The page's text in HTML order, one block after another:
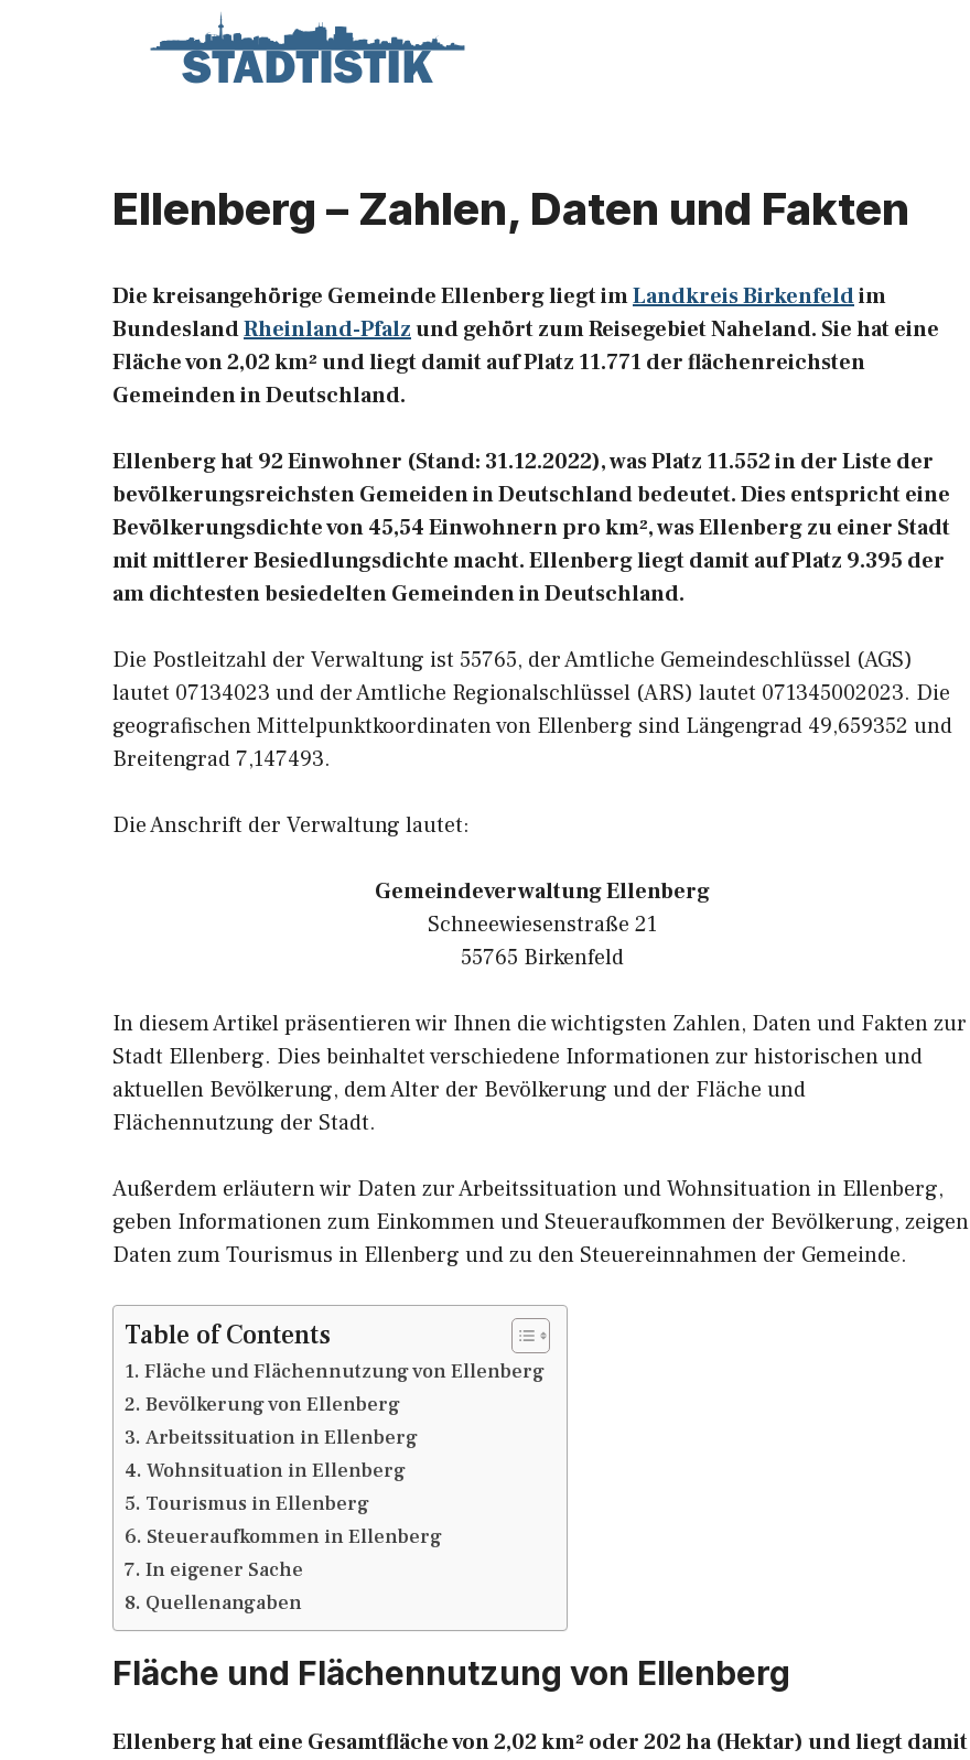
Ellenberg – Zahlen, Daten und Fakten
Die kreisangehörige Gemeinde Ellenberg liegt imLandkreis Birkenfeldim
BundeslandRheinland-Pfalzund gehört zum Reisegebiet Naheland. Sie hat eine
Fläche von 2,02 km² und liegt damit auf Platz 11.771 der flächenreichsten
Gemeinden in Deutschland.
Ellenberg hat 92 Einwohner (Stand: 31.12.2022), was Platz 11.552 in der Liste der
bevölkerungsreichsten Gemeiden in Deutschland bedeutet. Dies entspricht eine
Bevölkerungsdichte von 45,54 Einwohnern pro km², was Ellenberg zu einer Stadt
mit mittlerer Besiedlungsdichte macht. Ellenberg liegt damit auf Platz 9.395 der
am dichtesten besiedelten Gemeinden in Deutschland.
Die Postleitzahl der Verwaltung ist 55765, der Amtliche Gemeindeschlüssel (AGS)
lautet 07134023 und der Amtliche Regionalschlüssel (ARS) lautet 071345002023. Die
geografischen Mittelpunktkoordinaten von Ellenberg sind Längengrad 49,659352 und
Breitengrad 7,147493.
Die Anschrift der Verwaltung lautet:
Gemeindeverwaltung Ellenberg
Schneewiesenstraße 21
55765 Birkenfeld
In diesem Artikel präsentieren wir Ihnen die wichtigsten Zahlen, Daten und Fakten zur
Stadt Ellenberg. Dies beinhaltet verschiedene Informationen zur historischen und
aktuellen Bevölkerung, dem Alter der Bevölkerung und der Fläche und
Flächennutzung der Stadt.
Außerdem erläutern wir Daten zur Arbeitssituation und Wohnsituation in Ellenberg,
geben Informationen zum Einkommen und Steueraufkommen der Bevölkerung, zeigen
Daten zum Tourismus in Ellenberg und zu den Steuereinnahmen der Gemeinde.
Table of Contents
Fläche und Flächennutzung von Ellenberg
Bevölkerung von Ellenberg
Arbeitssituation in Ellenberg
Wohnsituation in Ellenberg
Tourismus in Ellenberg
Steueraufkommen in Ellenberg
In eigener Sache
Quellenangaben
Fläche und Flächennutzung von Ellenberg
Ellenberg hat eine Gesamtfläche von 2,02 km² oder 202 ha (Hektar) und liegt damit